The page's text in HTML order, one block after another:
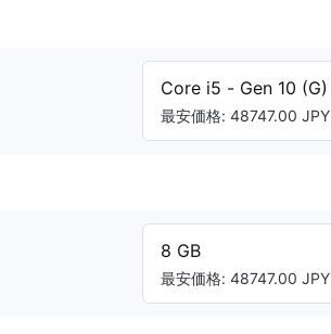
Core i5 - Gen 10 (G)
最安価格: 48747.00 JPY
8 GB
最安価格: 48747.00 JPY